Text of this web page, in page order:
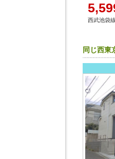
西武池袋
同じ西東